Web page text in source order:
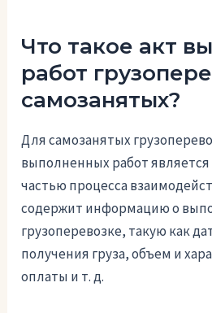
Что такое акт
работ
самозанятых?
Для самозанятых
выполненных работ
частью процесса
содержит информацию о
грузоперевозке, такую как
получения груза, объем и
оплаты и т. д.